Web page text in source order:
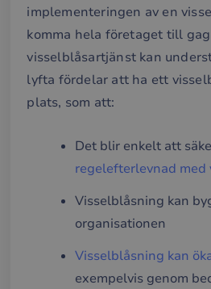
implementeringen av en
komma hela företaget till
visselblåsartjänst kan
lyfta fördelar att ha ett
plats, som att:
Det blir enkelt att
regelefterlevnad med
Visselblåsning kan
organisationen
Visselblåsning kan
exempelvis genom